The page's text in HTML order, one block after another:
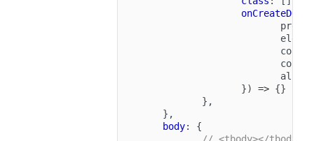
onCreateDOM
})
=> {}
},
},
body:
{